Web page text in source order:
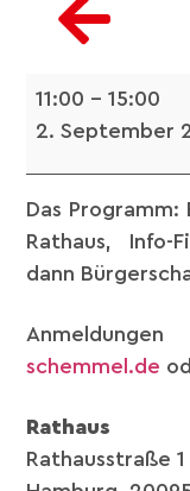
11:00 –15:00
2. September
Das Programm:
Rathaus, Info-
dann
schemmel.de
Rathaus
Rathausstraße 1